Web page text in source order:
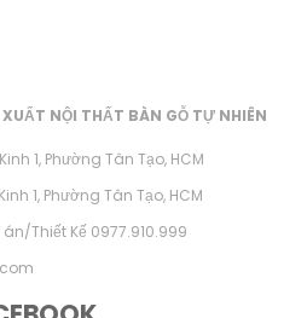
NỘI THẤT BÀN GỖ TỰ NHIÊN
1, Phường Tân Tạo, HCM
1, Phường Tân Tạo, HCM
án/Thiết Kế 0977.910.999